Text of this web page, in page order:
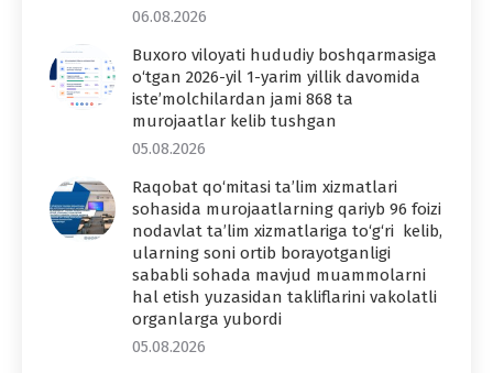
06.08.2026
Buxoro viloyati hududiy boshqarmasiga
o‘tgan 2026-yil 1-yarim yillik davomida
iste’molchilardan jami 868 ta
murojaatlar kelib tushgan
05.08.2026
Raqobat qo‘mitasi ta’lim xizmatlari
sohasida murojaatlarning qariyb 96 foizi
nodavlat ta’lim xizmatlariga to‘g‘ri kelib,
ularning soni ortib borayotganligi
sababli sohada mavjud muammolarni
hal etish yuzasidan takliflarini vakolatli
organlarga yubordi
05.08.2026